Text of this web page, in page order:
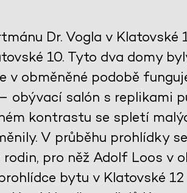
Dr. Vogla v Klatovské
10. Tyto dva domy
v obměněné podobě
obývací salón s replikami
kontrastu se spletí
V průběhu prohlídky
pro něž Adolf Loos v
bytu v Klatovské